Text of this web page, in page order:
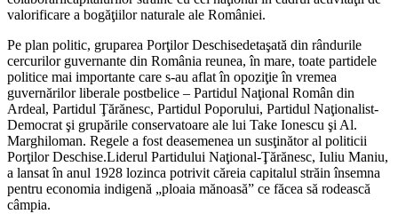
valorificare a bogăţiilor naturale ale României.
Pe plan politic, gruparea Porţilor Deschisedetaşată din rândurile
cercurilor guvernante din România reunea, în mare, toate partidele
politice mai importante care s-au aflat în opoziţie în vremea
guvernărilor liberale postbelice – Partidul Naţional Român din
Ardeal, Partidul Ţărănesc, Partidul Poporului, Partidul Naţionalist-
Democrat şi grupările conservatoare ale lui Take Ionescu şi Al.
Marghiloman. Regele a fost deasemenea un susţinător al politicii
Porţilor Deschise.Liderul Partidului Naţional-Ţărănesc, Iuliu Maniu,
a lansat în anul 1928 lozinca potrivit căreia capitalul străin însemna
pentru economia indigenă „ploaia mănoasă” ce făcea să rodească
câmpia.